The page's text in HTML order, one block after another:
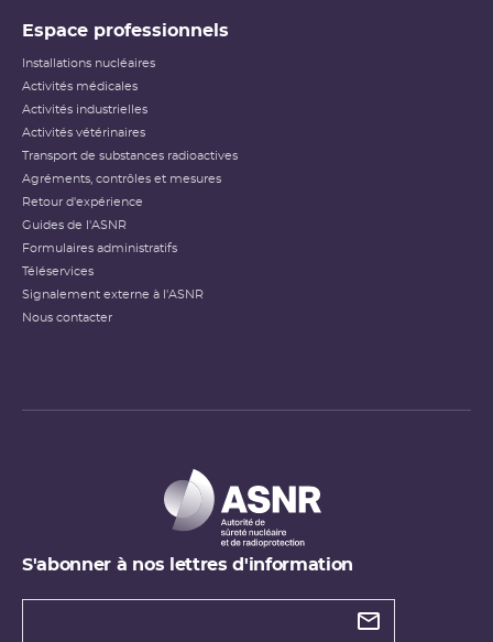
Espace professionnels
Installations nucléaires
Activités médicales
Activités industrielles
Activités vétérinaires
Transport de substances radioactives
Agréments, contrôles et mesures
Retour d'expérience
Guides de l'ASNR
Formulaires administratifs
Téléservices
Signalement externe à l'ASNR
Nous contacter
S'abonner à nos lettres d'information
Types de